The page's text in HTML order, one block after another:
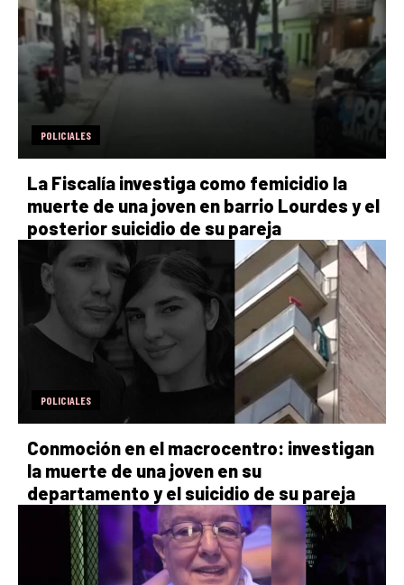
POLICIALES
La Fiscalía investiga como femicidio la
muerte de una joven en barrio Lourdes y el
posterior suicidio de su pareja
POLICIALES
Conmoción en el macrocentro: investigan
la muerte de una joven en su
departamento y el suicidio de su pareja